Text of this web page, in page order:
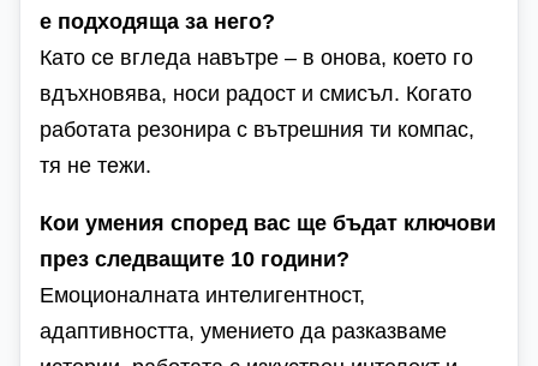
е подходяща за него?
Като се вгледа навътре – в онова, което го
вдъхновява, носи радост и смисъл. Когато
работата резонира с вътрешния ти компас,
тя не тежи.
Кои умения според вас ще бъдат ключови
през следващите 10 години?
Емоционалната интелигентност,
адаптивността, умението да разказваме